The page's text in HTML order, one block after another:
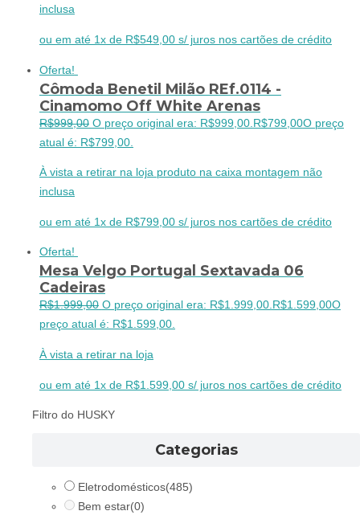
inclusa
ou em até 1x de R$549,00 s/ juros nos cartões de crédito
Oferta!
Cômoda Benetil Milão REf.0114 -
Cinamomo Off White Arenas
R$999,00 O preço original era: R$999,00. R$799,00O preço
atual é: R$799,00.
À vista a retirar na loja produto na caixa montagem não
inclusa
ou em até 1x de R$799,00 s/ juros nos cartões de crédito
Oferta!
Mesa Velgo Portugal Sextavada 06
Cadeiras
R$1.999,00 O preço original era: R$1.999,00. R$1.599,00O
preço atual é: R$1.599,00.
À vista a retirar na loja
ou em até 1x de R$1.599,00 s/ juros nos cartões de crédito
Filtro do HUSKY
Categorias
Eletrodomésticos(485)
Bem estar(0)